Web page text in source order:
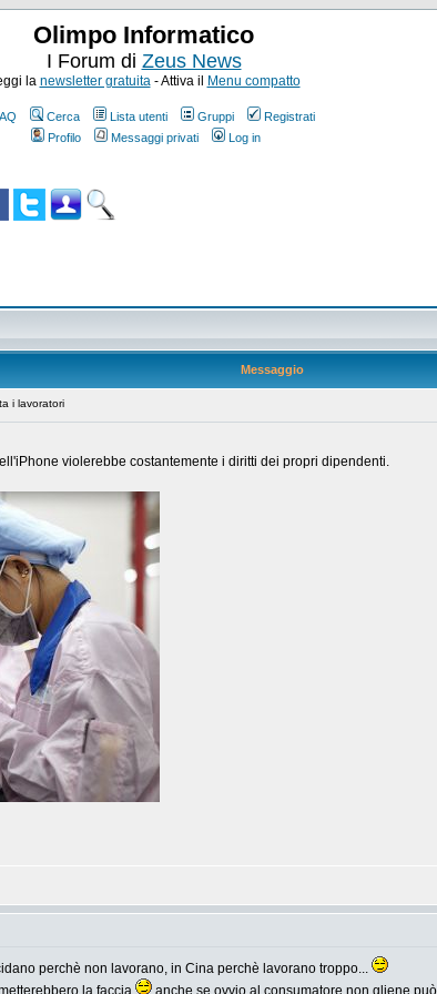
Olimpo Informatico
I Forum di Zeus News
la newsletter gratuita- Attiva il Menu compatto
Cerca Lista utenti Gruppi
Registrati
Profilo
Messaggi privati Log in
Messaggio
i lavoratori
violerebbe costantemente i diritti dei propri dipendenti.
perchè non lavorano, in Cina perchè lavorano troppo...
la faccia
anche se ovvio al consumatore non gliene